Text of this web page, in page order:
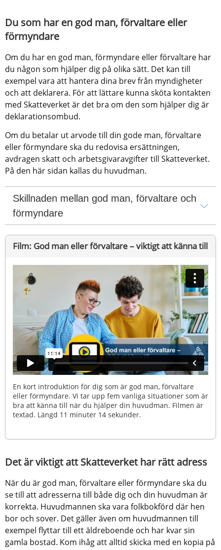
Du som har en god man, förvaltare eller
förmyndare
Om du har en god man, förmyndare eller förvaltare har
du någon som hjälper dig på olika sätt. Det kan till
exempel vara att hantera dina brev från myndigheter
och att deklarera. För att lättare kunna sköta kontakten
med Skatteverket är det bra om den som hjälper dig är
deklarationsombud.
Om du betalar ut arvode till din gode man, förvaltare
eller förmyndare ska du redovisa ersättningen,
avdragen skatt och arbetsgivaravgifter till Skatteverket.
På den här sidan kallas du huvudman.
Skillnaden mellan god man, förvaltare och
förmyndare
Film: God man eller förvaltare – viktigt att känna till
En kort introduktion för dig som är god man, förvaltare
eller förmyndare. Vi tar upp fem vanliga situationer som är
bra att känna till när du hjälper din huvudman. Filmen är
textad. Längd 11 minuter 14 sekunder.
Det är viktigt att Skatteverket har rätt adress
När du är god man, förvaltare eller förmyndare ska du
se till att adresserna till både dig och din huvudman är
korrekta. Huvudmannen ska vara folkbokförd där hen
bor och sover. Det gäller även om huvudmannen till
exempel flyttar till ett äldreboende och har kvar sin
gamla bostad. Kom ihåg att alltid skicka med en kopia på